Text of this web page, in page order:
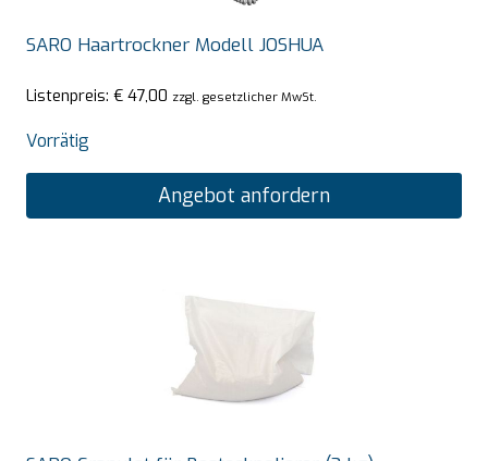
SARO Haartrockner Modell JOSHUA
Listenpreis: € 47,00 zzgl. gesetzlicher MwSt.
Vorrätig
Angebot anfordern